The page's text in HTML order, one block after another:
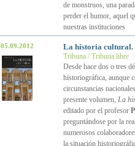
de monstruos, una
perder el humor, aquel
nuestras instituciones
05.09.2012 La historia
Tribuna / Tribuna libre
Desde hace dos o tres
historiográfica, aunque
circunstancias
presente volumen, La
editado por el profesor
preguntándose por la
numerosos
la situación